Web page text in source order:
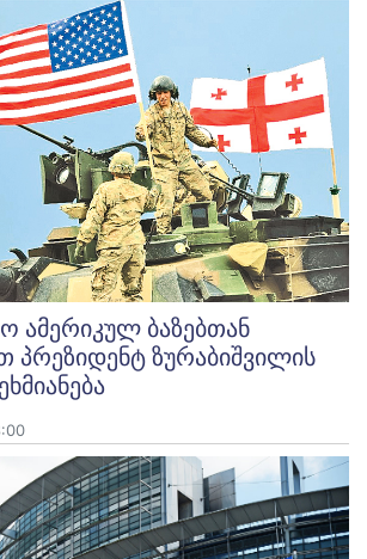
ამერიკულ ბაზებთან
პრეზიდენტ ზურაბიშვილის